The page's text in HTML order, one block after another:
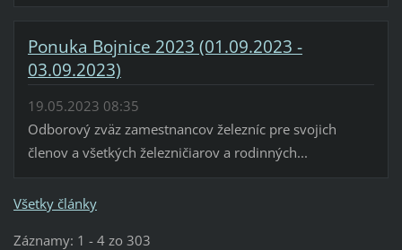
Ponuka Bojnice 2023 (01.09.2023 -
03.09.2023)
19.05.2023 08:35
Odborový zväz zamestnancov železníc pre svojich
členov a všetkých železničiarov a rodinných...
Všetky články
Záznamy: 1 - 4 zo 303